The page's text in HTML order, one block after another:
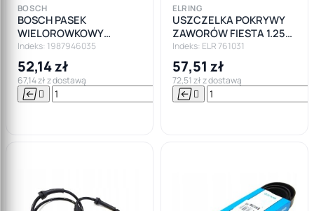
BOSCH
BOSCH PASEK
WIELOROWKOWY
6PK1775
Indeks: 1987946035
52,14 zł
67,14 zł z dostawą
  

ELRING
USZCZELKA POKRYWY
ZAWORÓW FIESTA 1.25
1.4 1.6
Indeks: ELR 761031
57,51 zł
72,51 zł z dostawą
 